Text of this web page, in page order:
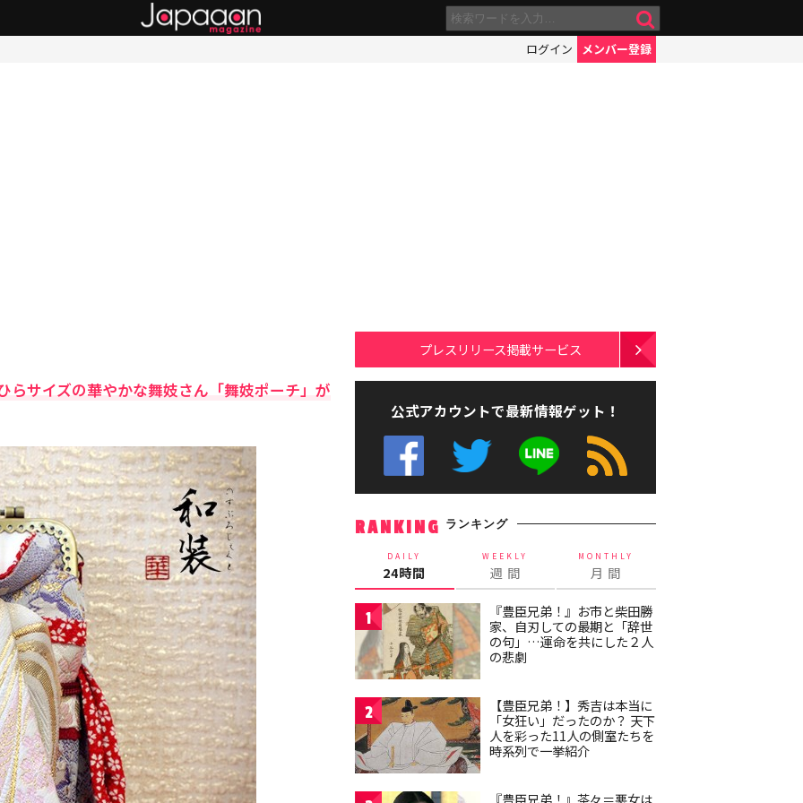
ログイン メンバー登録
サイズの華やかな舞妓さん「舞妓ポーチ」が
プレスリリース掲載サービス
公式アカウントで最新情報ゲット！
RANKING ランキング
DAILY
24時間
WEEKLY
週 間
MONTHLY
月 間
1
『豊臣兄弟！』お市と柴田勝
家、自刃しての最期と「辞世
の句」…運命を共にした２人
の悲劇
2
【豊臣兄弟！】秀吉は本当に
「女狂い」だったのか？ 天下
人を彩った11人の側室たちを
時系列で一挙紹介
『豊臣兄弟！』茶々＝悪女は